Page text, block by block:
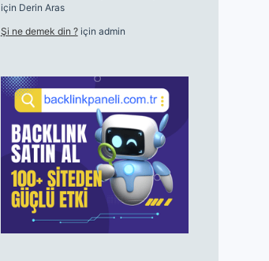
için Derin Aras
Şi ne demek din ?için admin